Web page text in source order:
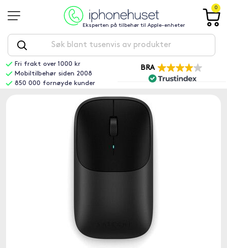
Eksperten på tilbehør til Apple-enheter
0
Fri frakt over 1000 kr
Mobiltilbehør siden 2008
850 000 fornøyde kunder
BRA